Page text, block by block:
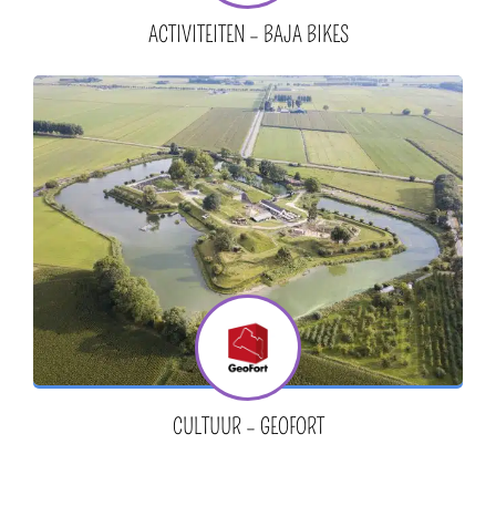
ACTIVITEITEN – BAJA BIKES
CULTUUR – GEOFORT